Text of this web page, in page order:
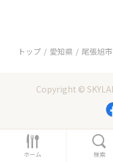
トップ 愛知県 尾張旭市
Copyright ©
ホ
ー
ホーム 索
検索